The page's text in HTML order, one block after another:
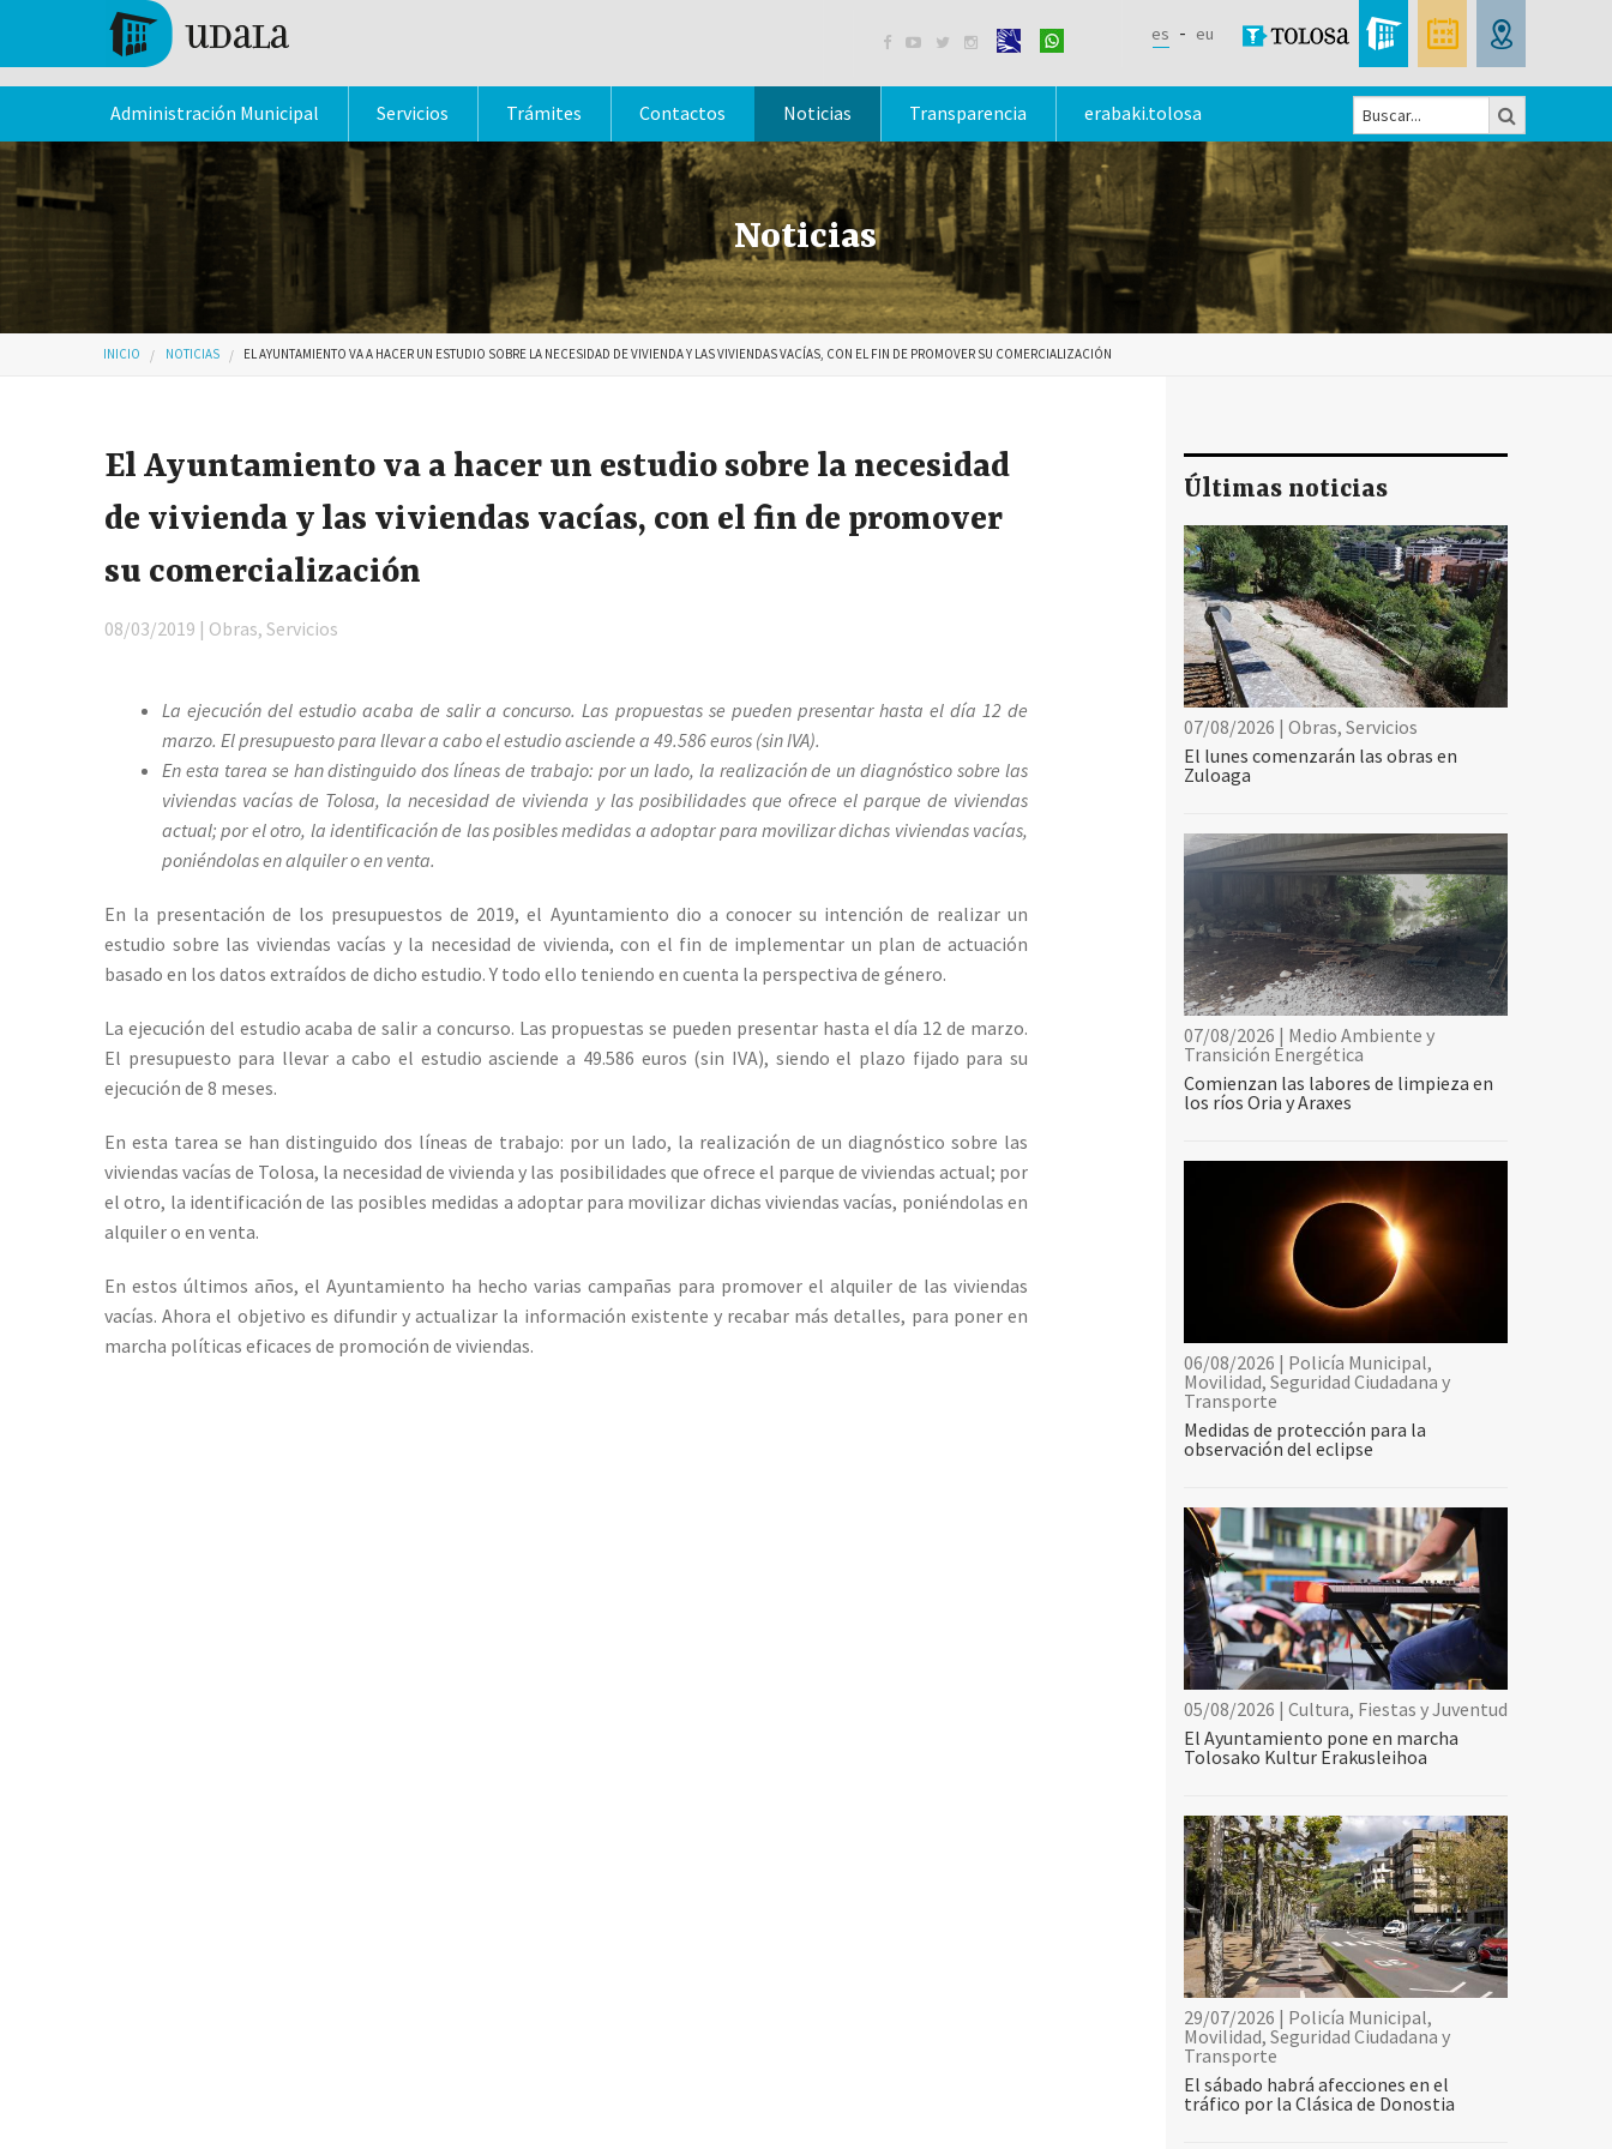
Pasar al contenido principal
    es eu
Formulario
de
búsqueda
Administración Municipal Servicios Trámites Contactos Noticias Transparencia erabaki.tolosa
Noticias
Usted está aquí
INICIO NOTICIAS EL AYUNTAMIENTO VA A HACER UN ESTUDIO SOBRE LA NECESIDAD DE VIVIENDA Y LAS VIVIENDAS VACÍAS, CON EL FIN DE PROMOVER SU COMERCIALIZACIÓN
El Ayuntamiento va a hacer un estudio sobre la necesidad
de vivienda y las viviendas vacías, con el fin de promover
su comercialización
08/03/2019 | Obras, Servicios
La ejecución del estudio acaba de salir a concurso. Las propuestas se pueden presentar hasta el día 12 de
marzo. El presupuesto para llevar a cabo el estudio asciende a 49.586 euros (sin IVA).
En esta tarea se han distinguido dos líneas de trabajo: por un lado, la realización de un diagnóstico sobre las
viviendas vacías de Tolosa, la necesidad de vivienda y las posibilidades que ofrece el parque de viviendas
actual; por el otro, la identificación de las posibles medidas a adoptar para movilizar dichas viviendas vacías,
poniéndolas en alquiler o en venta.
En la presentación de los presupuestos de 2019, el Ayuntamiento dio a conocer su intención de realizar un
estudio sobre las viviendas vacías y la necesidad de vivienda, con el fin de implementar un plan de actuación
basado en los datos extraídos de dicho estudio. Y todo ello teniendo en cuenta la perspectiva de género.
La ejecución del estudio acaba de salir a concurso. Las propuestas se pueden presentar hasta el día 12 de marzo.
El presupuesto para llevar a cabo el estudio asciende a 49.586 euros (sin IVA), siendo el plazo fijado para su
ejecución de 8 meses.
En esta tarea se han distinguido dos líneas de trabajo: por un lado, la realización de un diagnóstico sobre las
viviendas vacías de Tolosa, la necesidad de vivienda y las posibilidades que ofrece el parque de viviendas actual; por
el otro, la identificación de las posibles medidas a adoptar para movilizar dichas viviendas vacías, poniéndolas en
alquiler o en venta.
En estos últimos años, el Ayuntamiento ha hecho varias campañas para promover el alquiler de las viviendas
vacías. Ahora el objetivo es difundir y actualizar la información existente y recabar más detalles, para poner en
marcha políticas eficaces de promoción de viviendas.
Últimas noticias
07/08/2026 | Obras, Servicios
El lunes comenzarán las obras en
Zuloaga
07/08/2026 | Medio Ambiente y
Transición Energética
Comienzan las labores de limpieza en
los ríos Oria y Araxes
06/08/2026 | Policía Municipal,
Movilidad, Seguridad Ciudadana y
Transporte
Medidas de protección para la
observación del eclipse
05/08/2026 | Cultura, Fiestas y Juventud
El Ayuntamiento pone en marcha
Tolosako Kultur Erakusleihoa
29/07/2026 | Policía Municipal,
Movilidad, Seguridad Ciudadana y
Transporte
El sábado habrá afecciones en el
tráfico por la Clásica de Donostia